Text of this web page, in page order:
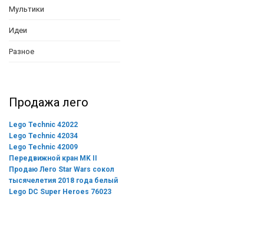
Мультики
Идеи
Разное
Продажа лего
Lego Technic 42022
Lego Technic 42034
Lego Technic 42009
Передвижной кран MK II
Продаю Лего Star Wars сокол
тысячелетия 2018 года белый
Lego DC Super Heroes 76023